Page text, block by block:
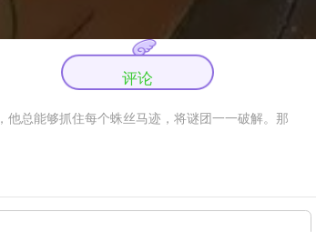
评论
总能够抓住每个蛛丝马迹，将谜团一一破解。那